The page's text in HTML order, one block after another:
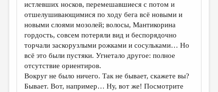
истлевших носков, перемешавшиеся с потом и
отшелушивающимися по ходу бега всё новыми и
новыми слоями мозолей; волосы, Мантикорина
гордость, совсем потеряли вид и беспорядочно
торчали заскорузлыми рожками и сосульками… Но
всё это были пустяки. Угнетало другое: полное
отсутствие ориентиров.
Вокруг не было ничего. Так не бывает, скажете вы?
Бывает. Вот, например… Ну, вот же! Посмотрите